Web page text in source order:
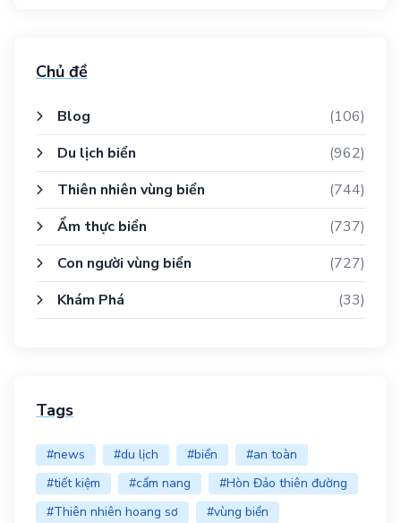
Chủ đề
Blog
(106)
Du lịch biển
(962)
Thiên nhiên vùng biển
(744)
Ẩm thực biển
(737)
Con người vùng biển
(727)
Khám Phá
(33)
Tags
#news #du lịch #biển
#an toàn
#tiết kiệm
#cẩm nang
#Hòn Đảo thiên đường
#Thiên nhiên hoang sơ
#vùng biển